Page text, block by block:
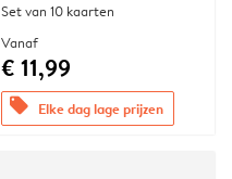
Set van 10 kaarten
Vanaf
€ 11,99
offers Elke dag lage prijzen